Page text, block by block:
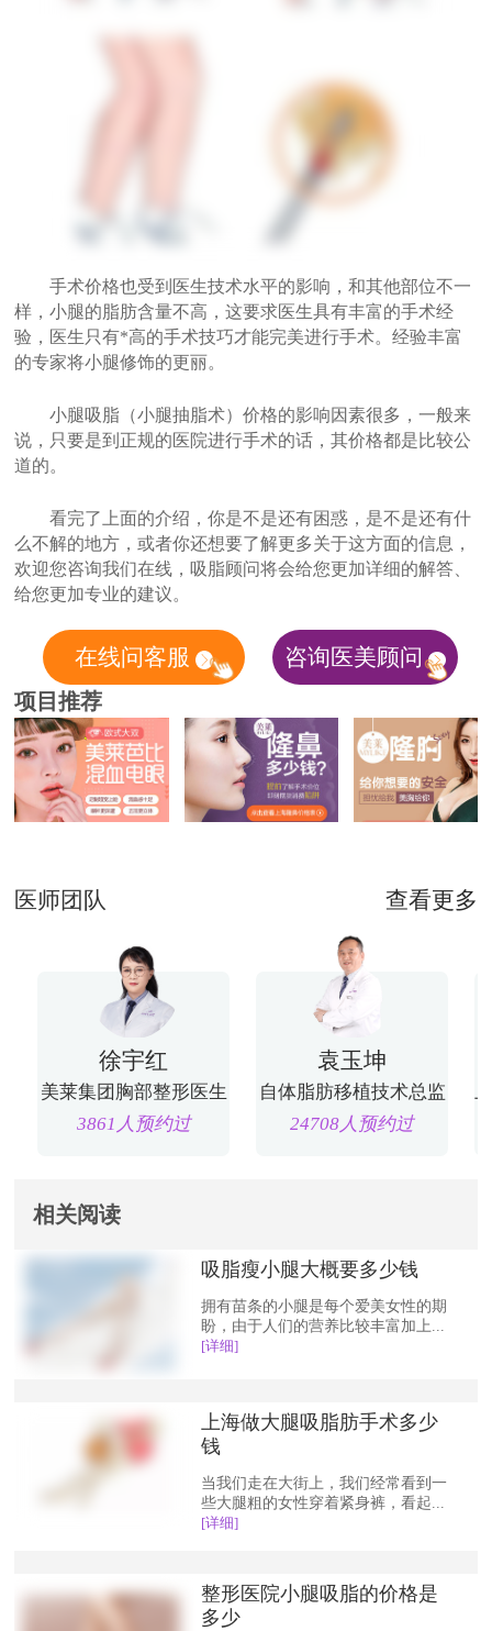
手术价格也受到医生技术水平的影响，和其他部位不一
样，小腿的脂肪含量不高，这要求医生具有丰富的手术经
验，医生只有*高的手术技巧才能完美进行手术。经验丰富
的专家将小腿修饰的更丽。
小腿吸脂（小腿抽脂术）价格的影响因素很多，一般来
说，只要是到正规的医院进行手术的话，其价格都是比较公
道的。
看完了上面的介绍，你是不是还有困惑，是不是还有什
么不解的地方，或者你还想要了解更多关于这方面的信息，
欢迎您咨询我们在线，吸脂顾问将会给您更加详细的解答、
给您更加专业的建议。
在线问客服 咨询医美顾问
项目推荐
医师团队 查看更多
徐宇红
美莱集团胸部整形医生
3861人预约过
袁玉坤
自体脂肪移植技术总监
24708人预约过
相关阅读
吸脂瘦小腿大概要多少钱
拥有苗条的小腿是每个爱美女性的期
盼，由于人们的营养比较丰富加上...
[详细]
上海做大腿吸脂肪手术多少
钱
当我们走在大街上，我们经常看到一
些大腿粗的女性穿着紧身裤，看起...
[详细]
整形医院小腿吸脂的价格是
多少